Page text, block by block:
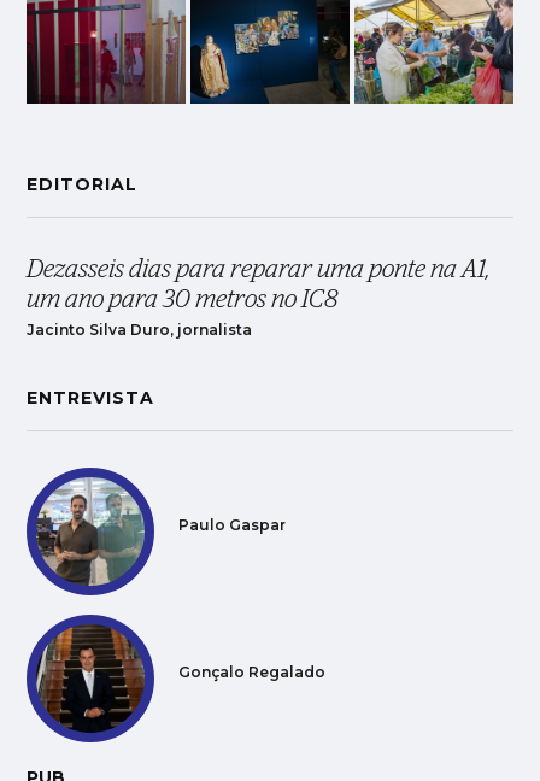
EDITORIAL
Dezasseis dias para reparar uma ponte na A1,
um ano para 30 metros no IC8
Jacinto Silva Duro, jornalista
ENTREVISTA
Paulo Gaspar
Gonçalo Regalado